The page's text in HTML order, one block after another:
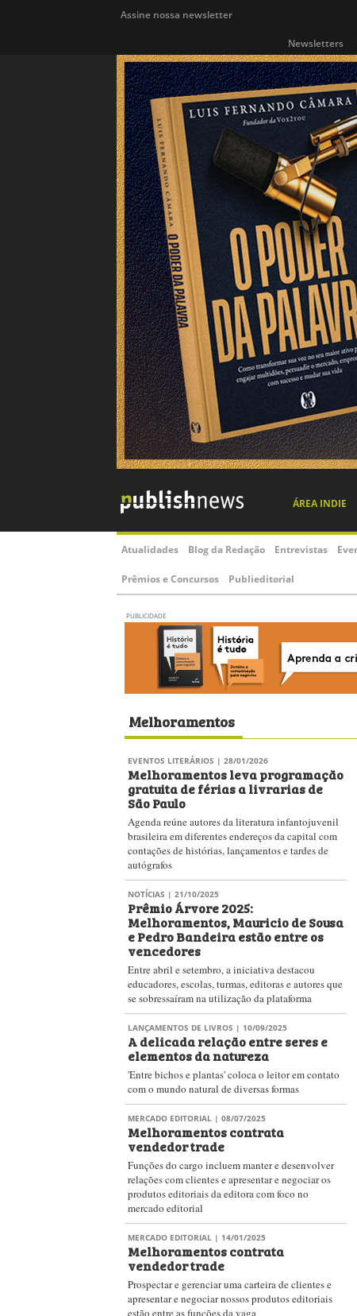
Assine nossa newsletter
Newsletters
ÁREA INDIE
Atualidades Blog da Redação Entrevistas
Prêmios e Concursos Publieditorial
PUBLICIDADE
Melhoramentos
EVENTOS LITERÁRIOS | 28/01/2026
Melhoramentos leva programação
gratuita de férias a livrarias de
São Paulo
Agenda reúne autores da literatura infantojuvenil
brasileira em diferentes endereços da capital com
contações de histórias, lançamentos e tardes de
autógrafos
NOTÍCIAS | 21/10/2025
Prêmio Árvore 2025:
Melhoramentos, Mauricio de Sousa
e Pedro Bandeira estão entre os
vencedores
Entre abril e setembro, a iniciativa destacou
educadores, escolas, turmas, editoras e autores que
se sobressaíram na utilização da plataforma
LANÇAMENTOS DE LIVROS | 10/09/2025
A delicada relação entre seres e
elementos da natureza
'Entre bichos e plantas' coloca o leitor em contato
com o mundo natural de diversas formas
MERCADO EDITORIAL | 08/07/2025
Melhoramentos contrata
vendedor trade
Funções do cargo incluem manter e desenvolver
relações com clientes e apresentar e negociar os
produtos editoriais da editora com foco no
mercado editorial
MERCADO EDITORIAL | 14/01/2025
Melhoramentos contrata
vendedor trade
Prospectar e gerenciar uma carteira de clientes e
apresentar e negociar nossos produtos editoriais
estão entre as funções da vaga